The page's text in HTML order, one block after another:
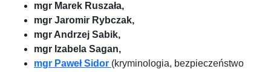
mgr Marek Ruszała,
mgr Jaromir Rybczak,
mgr Andrzej Sabik,
mgr Izabela Sagan,
mgr Paweł Sidor (kryminologia, bezpieczeństwo